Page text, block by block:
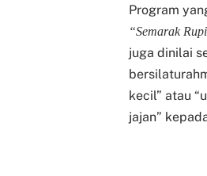
Program
“Semarak
juga dinilai
kecil” atau
jajan”